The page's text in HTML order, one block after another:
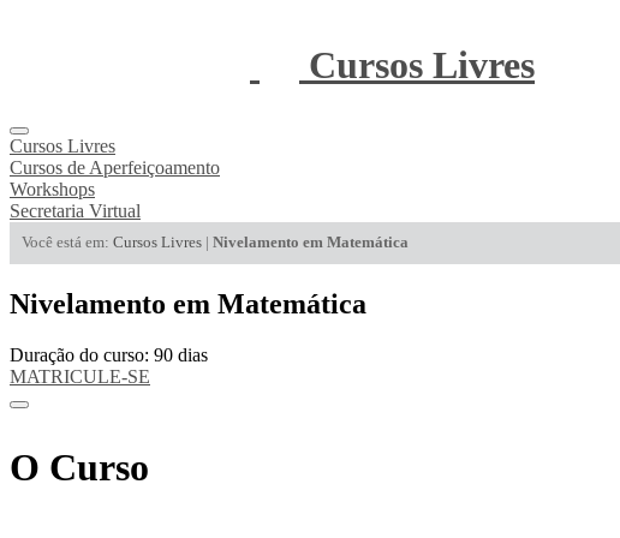
Cursos Livres
Cursos Livres
Cursos de Aperfeiçoamento
Workshops
Secretaria Virtual
Você está em: Cursos Livres | Nivelamento em Matemática
Nivelamento em Matemática
Duração do curso: 90 dias
MATRICULE-SE
O Curso